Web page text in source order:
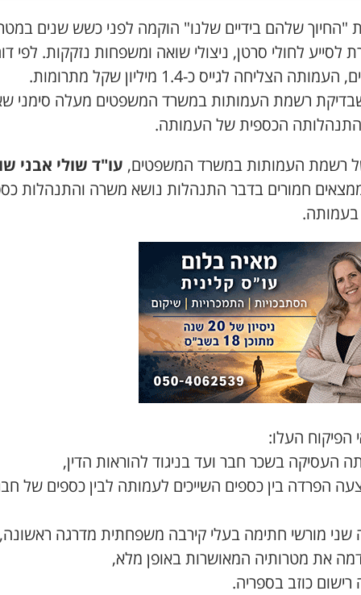
"החיוך שלהם בידיים שלנו" הוקמה לפני כשש שנים
לסייע לחולי סרטן, ניצולי שואה ומשפחות נזקקות. לפי
הצליחה לגייס כ-1.4 מיליון שקל מתרומות.
רשמת העמותות במשרד המשפטים מעלה סימני
הכספית של העמותה.
רשמת העמותות במשרד המשפטים, עו"ד שולי אבני
חמורים בדבר התנהלות נושא משרה והתנהלות
בעמותה.
הפיקוח העלו:
העסיקה בשכר חבר ועד בניגוד להוראות הדין,
הפרדה בין כספים השייכים לעמותה לבין כספים של
שני מורשי חתימה בעלי קירבה משפחתית מדרגה ראשונה,
את מטרותיה המאושרות באופן מלא,
רישום כוזב בספריה.